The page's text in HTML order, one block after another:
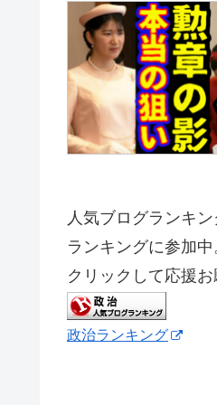
人気ブログランキン
ランキングに参加中
クリックして応援お
政治ランキング